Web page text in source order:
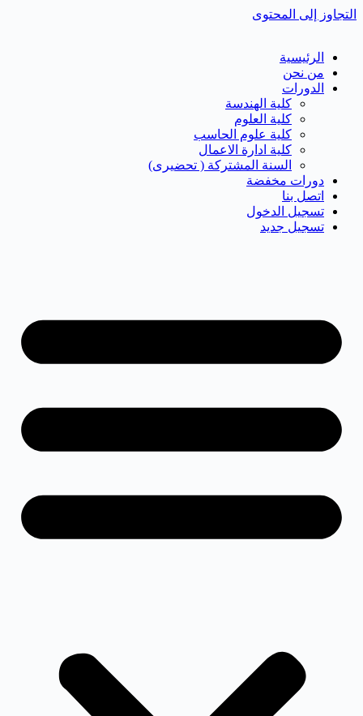
التجاوز إلى المحتوى
الرئيسية
من نحن
الدورات
كلية الهندسة
كلية العلوم
كلية علوم الحاسب
كلية ادارة الاعمال
السنة المشتركة ( تحضيرى)
دورات مخفضة
اتصل بنا
تسجيل الدخول
تسجيل جديد